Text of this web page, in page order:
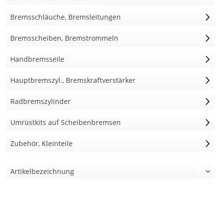
Bremsschläuche, Bremsleitungen
Bremsscheiben, Bremstrommeln
Handbremsseile
Hauptbremszyl., Bremskraftverstärker
Radbremszylinder
Umrüstkits auf Scheibenbremsen
Zubehör, Kleinteile